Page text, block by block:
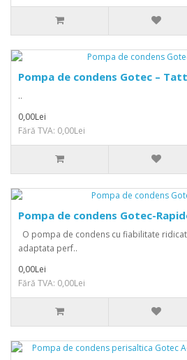
Pompa de condens Gotec –
..
0,00Lei
Fără TVA: 0,00Lei
Pompa de condens Gotec-
O pompa de condens cu fiabilitate
adaptata perf..
0,00Lei
Fără TVA: 0,00Lei